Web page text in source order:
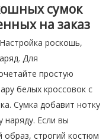
сумок
на заказ
роскошь,
Для
простую
белых кроссовок с
Сумка добавит нотку
Если вы
строгий костюм